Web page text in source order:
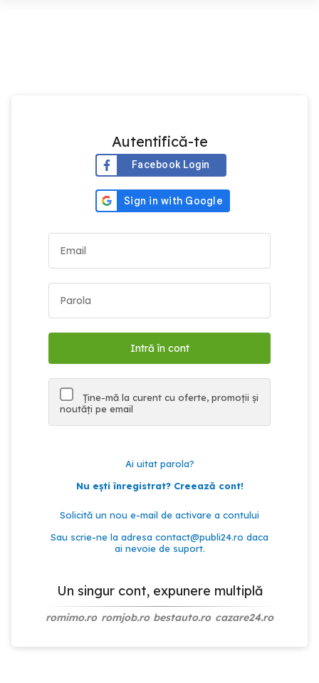
Autentifică-te
Facebook Login
Ține-mă la curent cu oferte, promoții și
noutăți pe email
Ai uitat parola?
Nu ești înregistrat? Creează cont!
Solicită un nou e-mail de activare a contului
Sau scrie-ne la adresa contact@publi24.ro daca
ai nevoie de suport.
Un singur cont, expunere multiplă
romimo.ro romjob.ro bestauto.ro cazare24.ro